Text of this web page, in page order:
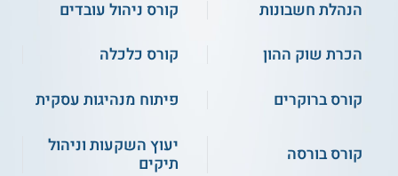
במסגרת דרישות הקדם לקורס, על המועמדים ללמוד תחילה את
קורס "אופציות וחוזים עתידיים"
קורס "מבוא לנוסחאות ולעבודה יעילה
באקסל"
הנהלת חשבונות
קורס ניהול עובדים
הכרת שוק ההון
קורס כלכלה
קורס ברוקרים
פיתוח מנהיגות עסקית
קורס בורסה
יעוץ השקעות וניהול
תיקים